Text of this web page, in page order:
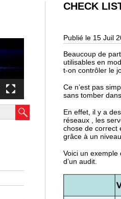
CHECK
Publié le 15 Juil
Beaucoup de
utilisables en
t-on contrôler le
Ce n’est pas
sans tomber
En effet, il y a
réseaux , les
chose de correct
grâce à un
Voici un exemple
d’un audit.